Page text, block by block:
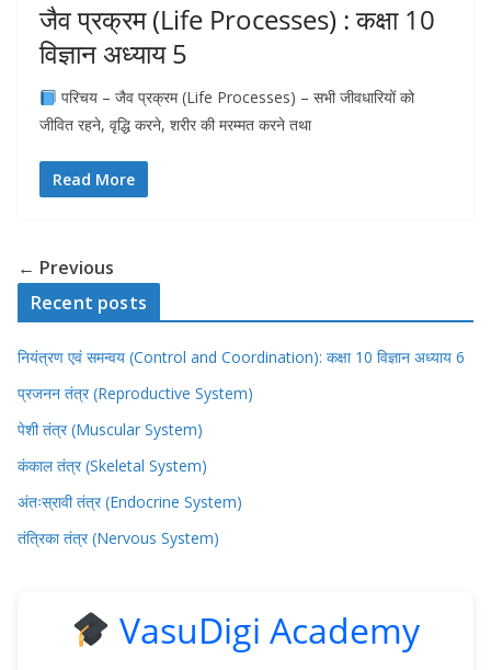
जैव प्रक्रम (Life Processes) : कक्षा 10
विज्ञान अध्याय 5
परिचय – जैव प्रक्रम (Life Processes) – सभी जीवधारियों को
जीवित रहने, वृद्धि करने, शरीर की मरम्मत करने तथा
Read More
← Previous
Recent posts
नियंत्रण एवं समन्वय (Control and Coordination): कक्षा 10 विज्ञान अध्याय 6
प्रजनन तंत्र (Reproductive System)
पेशी तंत्र (Muscular System)
कंकाल तंत्र (Skeletal System)
अंतःस्रावी तंत्र (Endocrine System)
तंत्रिका तंत्र (Nervous System)
VasuDigi Academy